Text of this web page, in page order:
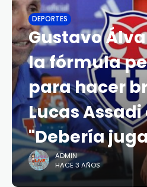
DEPORTES
Gustavo
la fórmula
para hacer
Lucas Assadi
"Debería
ADMIN
HACE 3 AÑOS